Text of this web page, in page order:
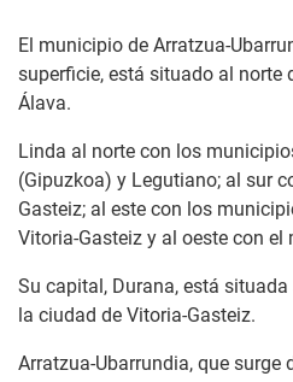
El municipio de Arratzua-
superficie, está situado al norte
Álava.
Linda al norte con los
(Gipuzkoa) y Legutiano; al sur
Gasteiz; al este con los
Vitoria-Gasteiz y al oeste con
Su capital, Durana, está
la ciudad de Vitoria-Gasteiz.
Arratzua-Ubarrundia, que surge